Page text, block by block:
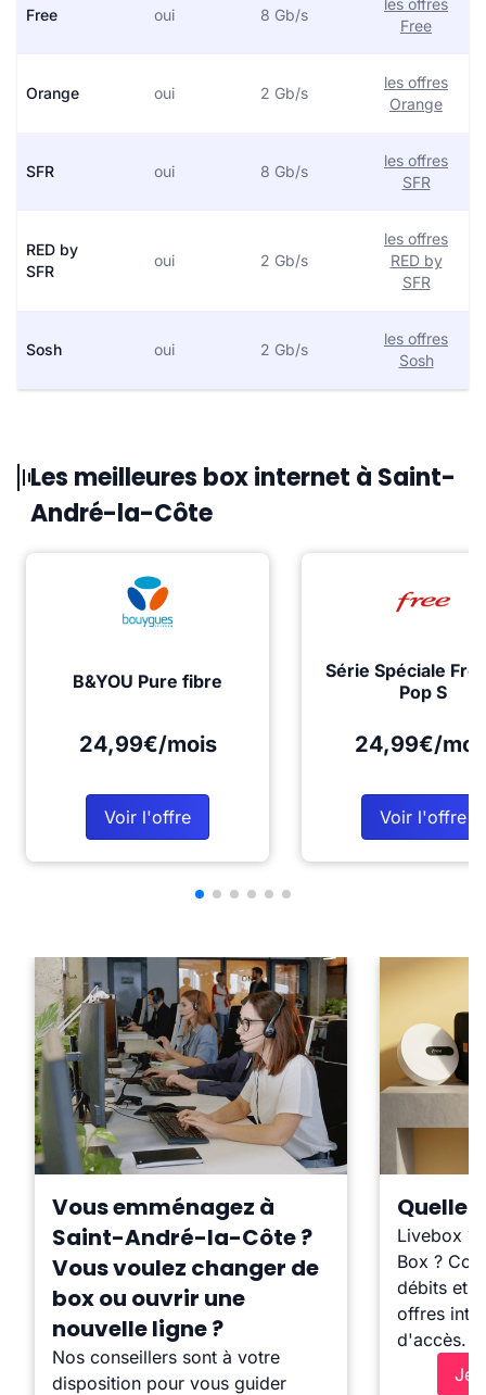
Free oui 8 Gb/s
les offres
Free
Orange oui 2 Gb/s
les offres
Orange
SFR oui 8 Gb/s
les offres
SFR
RED by
SFR
oui 2 Gb/s
les offres
RED by
SFR
Sosh oui 2 Gb/s
les offres
Sosh
Les meilleures box internet à Saint-
André-la-Côte
B&YOU Pure fibre
24,99€/mois
Voir l'offre
Série Spéciale
Pop S
24,99€/
Voir l'offre
Vous emménagez à
Saint-André-la-Côte ?
Vous voulez changer de
box ou ouvrir une
nouvelle ligne ?
Nos conseillers sont à votre
disposition pour vous guider
Quelle
Livebox ?
Box ?
débits et
offres
d'accès.
Je